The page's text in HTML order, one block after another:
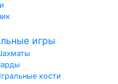
игры
кости